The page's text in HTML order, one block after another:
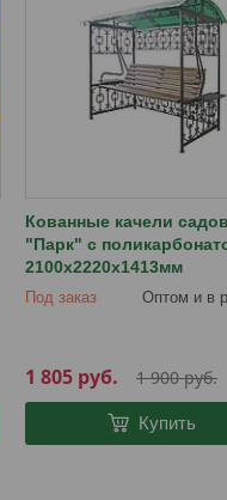
Кованные качели
"Парк" с
2100х2220х1413мм
Под заказ Оптом и в
1 900руб.
1 805 руб.
Купить